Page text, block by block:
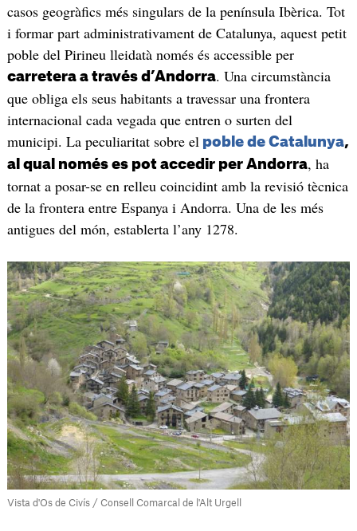
casos geogràfics més singulars de la península Ibèrica. Tot
i formar part administrativament de Catalunya, aquest petit
poble del Pirineu lleidatà només és accessible per
carretera a través d’Andorra. Una circumstància
que obliga els seus habitants a travessar una frontera
internacional cada vegada que entren o surten del
municipi. La peculiaritat sobre el poble de Catalunya,
al qual només es pot accedir per Andorra, ha
tornat a posar-se en relleu coincidint amb la revisió tècnica
de la frontera entre Espanya i Andorra. Una de les més
antigues del món, establerta l’any 1278.
Vista d'Os de Civís / Consell Comarcal de l'Alt Urgell